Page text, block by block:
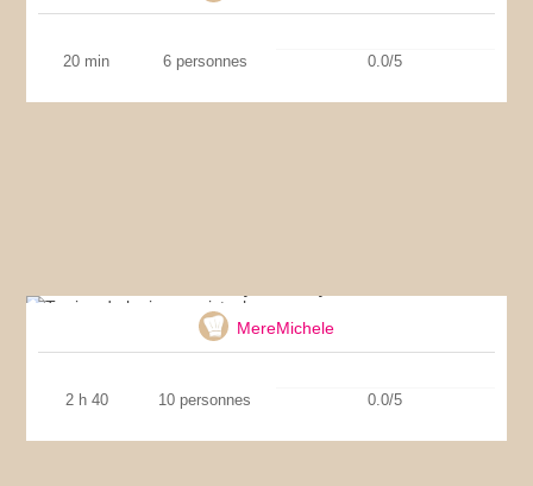
20 min 6 personnes 0.0/5
MereMichele
2 h 40 10 personnes 0.0/5